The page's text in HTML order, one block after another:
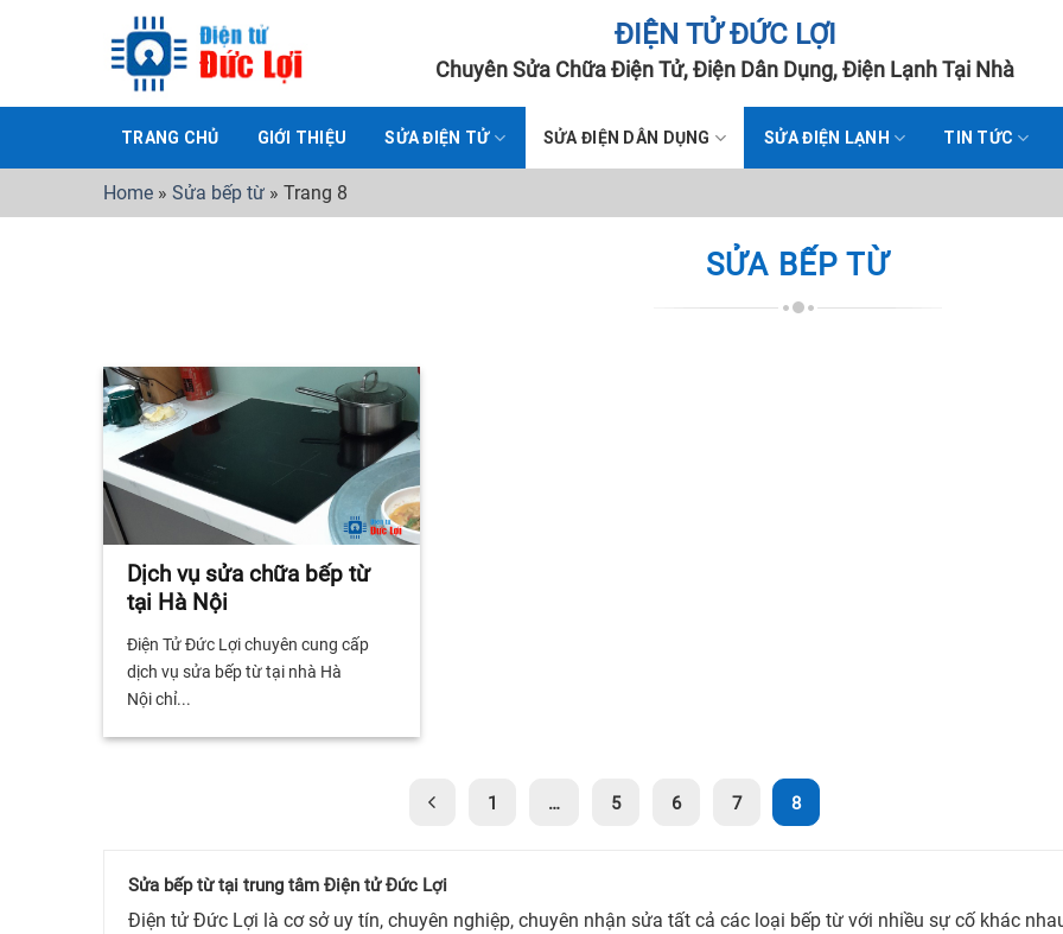
ĐIỆN TỬ ĐỨC LỢI
Chuyên Sửa Chữa Điện Tử, Điện Dân Dụng, Điện Lạnh Tại Nhà
TRANG CHỦ GIỚI THIỆU SỬA ĐIỆN TỬ SỬA ĐIỆN DÂN DỤNG SỬA ĐIỆN LẠNH TIN TỨC
Home » Sửa bếp từ » Trang 8
SỬA BẾP TỪ
Dịch vụ sửa chữa bếp từ
tại Hà Nội
Điện Tử Đức Lợi chuyên cung cấp
dịch vụ sửa bếp từ tại nhà Hà
Nội chỉ...
1 … 5 6 7 8
Sửa bếp từ tại trung tâm Điện tử Đức Lợi
Điện tử Đức Lợi là cơ sở uy tín, chuyên nghiệp, chuyên nhận sửa tất cả các loại bếp từ với nhiều sự cố khác